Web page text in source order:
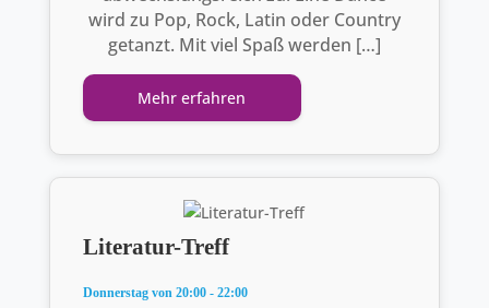
wird zu Pop, Rock, Latin oder Country
getanzt. Mit viel Spaß werden […]
Mehr erfahren
Literatur-Treff
Donnerstag von 20:00 - 22:00